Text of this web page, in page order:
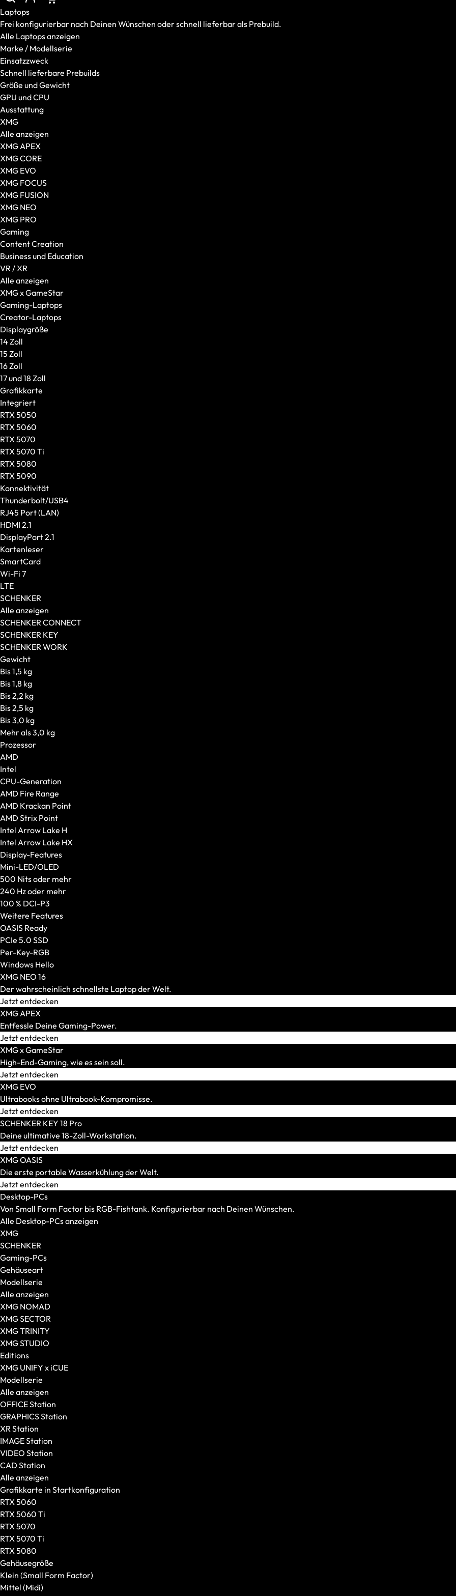
Laptops
Frei konfigurierbar nach Deinen Wünschen oder schnell lieferbar als Prebuild.
Alle Laptops anzeigen
Marke / Modellserie
Einsatzzweck
Schnell lieferbare Prebuilds
Größe und Gewicht
GPU und CPU
Ausstattung
XMG
Alle anzeigen
XMG APEX
XMG CORE
XMG EVO
XMG FOCUS
XMG FUSION
XMG NEO
XMG PRO
Gaming
Content Creation
Business und Education
VR / XR
Alle anzeigen
XMG x GameStar
Gaming-Laptops
Creator-Laptops
Displaygröße
14 Zoll
15 Zoll
16 Zoll
17 und 18 Zoll
Grafikkarte
Integriert
RTX 5050
RTX 5060
RTX 5070
RTX 5070 Ti
RTX 5080
RTX 5090
Konnektivität
Thunderbolt/USB4
RJ45 Port (LAN)
HDMI 2.1
DisplayPort 2.1
Kartenleser
SmartCard
Wi-Fi 7
LTE
SCHENKER
Alle anzeigen
SCHENKER CONNECT
SCHENKER KEY
SCHENKER WORK
Gewicht
Bis 1,5 kg
Bis 1,8 kg
Bis 2,2 kg
Bis 2,5 kg
Bis 3,0 kg
Mehr als 3,0 kg
Prozessor
AMD
Intel
CPU-Generation
AMD Fire Range
AMD Krackan Point
AMD Strix Point
Intel Arrow Lake H
Intel Arrow Lake HX
Display-Features
Mini-LED/OLED
500 Nits oder mehr
240 Hz oder mehr
100 % DCI-P3
Weitere Features
OASIS Ready
PCIe 5.0 SSD
Per-Key-RGB
Windows Hello
XMG NEO 16
Der wahrscheinlich schnellste Laptop der Welt.
Jetzt entdecken
XMG APEX
Entfessle Deine Gaming-Power.
Jetzt entdecken
XMG x GameStar
High-End-Gaming, wie es sein soll.
Jetzt entdecken
XMG EVO
Ultrabooks ohne Ultrabook-Kompromisse.
Jetzt entdecken
SCHENKER KEY 18 Pro
Deine ultimative 18-Zoll-Workstation.
Jetzt entdecken
XMG OASIS
Die erste portable Wasserkühlung der Welt.
Jetzt entdecken
Desktop-PCs
Von Small Form Factor bis RGB-Fishtank. Konfigurierbar nach Deinen Wünschen.
Alle Desktop-PCs anzeigen
XMG
SCHENKER
Gaming-PCs
Gehäuseart
Modellserie
Alle anzeigen
XMG NOMAD
XMG SECTOR
XMG TRINITY
XMG STUDIO
Editions
XMG UNIFY x iCUE
Modellserie
Alle anzeigen
OFFICE Station
GRAPHICS Station
XR Station
IMAGE Station
VIDEO Station
CAD Station
Alle anzeigen
Grafikkarte in Startkonfiguration
RTX 5060
RTX 5060 Ti
RTX 5070
RTX 5070 Ti
RTX 5080
Gehäusegröße
Klein (Small Form Factor)
Mittel (Midi)
Marke / Modellserie
Einsatzzweck
Schnell lieferbare Prebuilds
Größe und Gewicht
GPU und CPU
Ausstattung
Desktop-PCs
Alle Desktop-PCs anzeigen
XMG
SCHENKER
Gaming-PCs
Gehäuseart
VR / XR
VR-Brillen
AR-Brillen und Glasses
Transport und Zubehör
VR Ready-Laptops
Zubehör
Alles anzeigen
Mäuse
Tastaturen
Headsets
Taschen und Rucksäcke
Laptop-Zubehör
Weiteres Zubehör
Marke / Modellserie
XMG
SCHENKER
Einsatzzweck
Gaming
Content Creation
Business und Education
VR / XR
Schnell lieferbare Prebuilds
Alle anzeigen
XMG x GameStar
Gaming-Laptops
Creator-Laptops
Größe und Gewicht
Displaygröße
Gewicht
GPU und CPU
Grafikkarte
Prozessor
CPU-Generation
Ausstattung
Konnektivität
Display-Features
Weitere Features
XMG
Modellserie
Editions
CPU
SCHENKER
Modellserie
Empfohlen für
Gaming-PCs
Alle anzeigen
Grafikkarte in Startkonfiguration
Konfigurierbare Grafikkarte
Gehäuseart
Gehäusegröße
Gehäuseausstattung
VR-Brillen
Alle anzeigen
Standalone VR-Brillen
PC-VR-Headsets
AR-Brillen und Glasses
Alle anzeigen
AR-Headsets
Transport und Zubehör
Alle anzeigen
Transport und Lagerung
Zubehör und Peripherie
VR Ready-Laptops
Alle anzeigen
Marke / Modellserie
Mäuse
Alle anzeigen
Gaming-Mäuse
Kabellose Mäuse
Kabelgebundene Mäuse
Maus-Tastatur-Sets
Mauspads
Tastaturen